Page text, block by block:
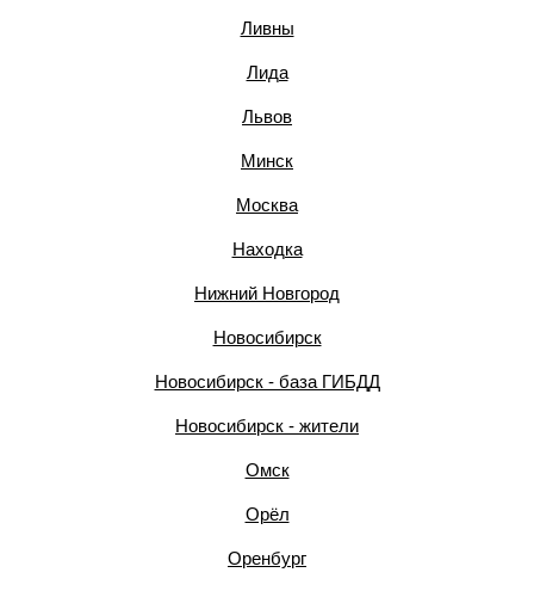
Ливны
Лида
Львов
Минск
Москва
Находка
Нижний Новгород
Новосибирск
Новосибирск - база ГИБДД
Новосибирск - жители
Омск
Орёл
Оренбург